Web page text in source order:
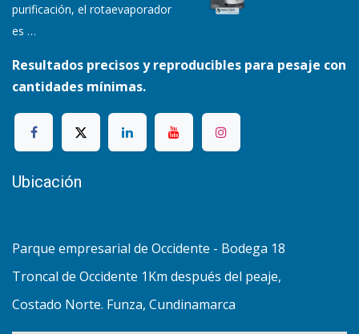
purificación, el rotaevaporador
es …
Resultados precisos y reproducibles para pesaje con
cantidades mínimas.
Ubicación
Parque empresarial de Occidente - Bodega 18
Troncal de Occidente 1Km después del peaje,
Costado Norte. Funza, Cundinamarca